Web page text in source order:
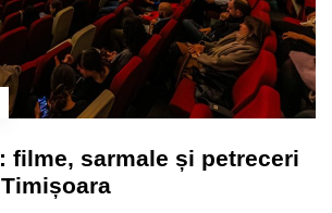
filme, sarmale și petreceri